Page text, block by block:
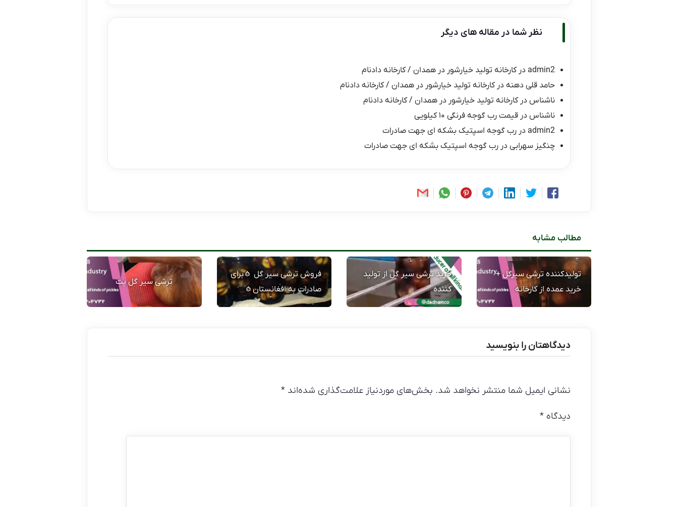
نظر شما در مقاله های دیگر
admin2 درکارخانه تولید خیارشور در همدان / کارخانه دادنام
حامد قلی دهنه درکارخانه تولید خیارشور در همدان / کارخانه دادنام
ناشناس درکارخانه تولید خیارشور در همدان / کارخانه دادنام
ناشناس در قیمت رب گوجه فرنگی ۱۰ کیلویی
admin2 در رب گوجه اسپتیک بشکه ای جهت صادرات
چنگیز سهرابی در رب گوجه اسپتیک بشکه ای جهت صادرات
مطالب مشابه
تولیدکننده ترشی سیرگل +
خرید عمده از کارخانه
خرید ترشی سیر گل از تولید
کننده
فروش ترشی سیر گل 🧄برای
صادرات به افغانستان🧄
ترشی سیر گل پت
دیدگاهتان را بنویسید
نشانی ایمیل شما منتشر نخواهد شد. بخش‌های موردنیاز علامت‌گذاری شده‌اند *
دیدگاه *